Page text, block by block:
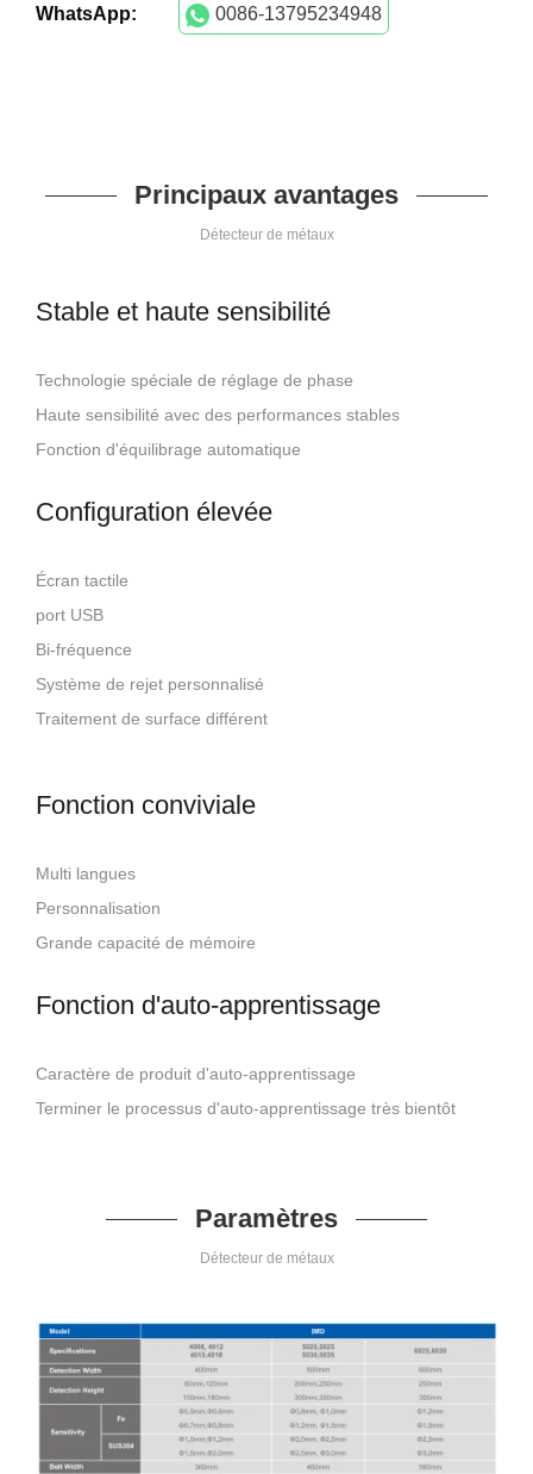
WhatsApp: 0086-13795234948
Principaux avantages
Détecteur de métaux
Stable et haute sensibilité
Technologie spéciale de réglage de phase
Haute sensibilité avec des performances stables
Fonction d'équilibrage automatique
Configuration élevée
Écran tactile
port USB
Bi-fréquence
Système de rejet personnalisé
Traitement de surface différent
Fonction conviviale
Multi langues
Personnalisation
Grande capacité de mémoire
Fonction d'auto-apprentissage
Caractère de produit d'auto-apprentissage
Terminer le processus d'auto-apprentissage très bientôt
Paramètres
Détecteur de métaux